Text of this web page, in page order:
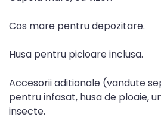
Cos mare pentru depozitare.
Husa pentru picioare inclusa.
Accesorii aditionale (vandute
pentru infasat, husa de ploaie,
insecte.